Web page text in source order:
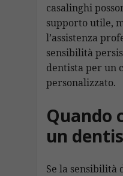
casalinghi
supporto utile,
l’assistenza
sensibilità
dentista per un
personalizzato.
Quando
un
Se la sensibilità